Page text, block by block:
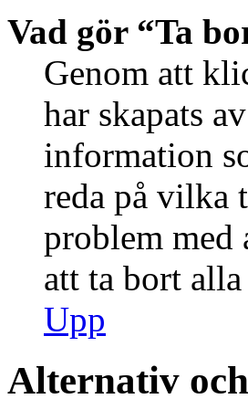
Vad gör “Ta
Genom att
har skapats
information
reda på vilka
problem med
att ta bort
Upp
Alternativ